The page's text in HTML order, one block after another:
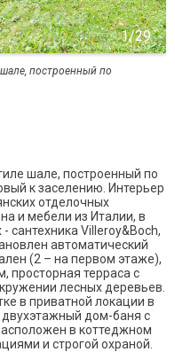
построенный по
шале, построенный по
к заселению. Интерьер
отделочных
и мебели из Италии, в
сантехника Villeroy&Boch,
автоматический
(2 – на первом этаже),
просторная терраса с
лесных деревьев.
в приватной локации в
двухэтажный дом-баня с
в коттеджном
и строгой охраной.